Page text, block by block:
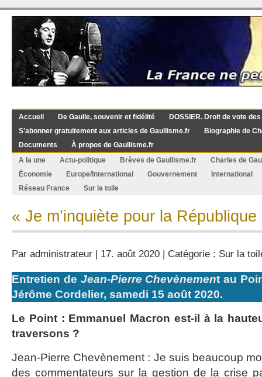
Accueil De Gaulle, souvenir et fidélité
DOSSIER. Droit de vote
S’abonner gratuitement aux articles de Gaullisme.fr
Biographie de
Documents
À propos de Gaullisme.fr
A la une
Actu-politique Brèves de Gaullisme.fr
Charles de
Économie
Europe/International Gouvernement
International
Réseau France
Sur la toile
« Je m’inquiète pour la République
Par administrateur | 17. août 2020 | Catégorie : Sur la
Entretien de Jean-Pierre Chevènement au
Jérôme Cordelier, samedi 15 août 2020.
Le Point : Emmanuel Macron est-il à la
traversons ?
Jean-Pierre Chevènement : Je suis beaucoup
des commentateurs sur la gestion de la crise